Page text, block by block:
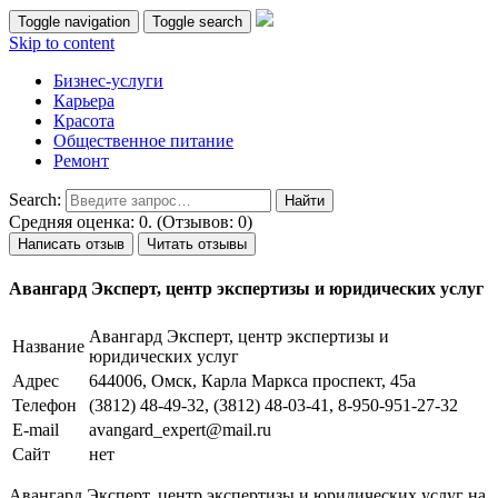
Toggle navigation Toggle search
Skip to content
Бизнес-услуги
Карьера
Красота
Общественное питание
Ремонт
Search:
Средняя оценка: 0. (Отзывов: 0)
Написать отзыв Читать отзывы
Авангард Эксперт, центр экспертизы и юридических услуг
Название
Авангард Эксперт, центр экспертизы и
юридических услуг
Адрес
644006, Омск, Карла Маркса проспект, 45а
Телефон
(3812) 48-49-32, (3812) 48-03-41, 8-950-951-27-32
E-mail
avangard_expert@mail.ru
Сайт
нет